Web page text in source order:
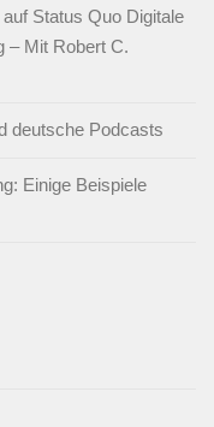
Status Quo Digitale
– Mit Robert C.
deutsche Podcasts
Einige Beispiele